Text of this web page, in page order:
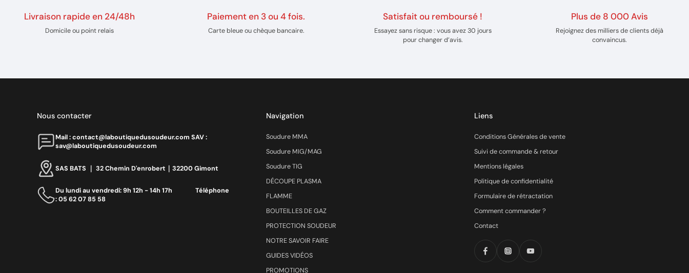
Livraison rapide en 24/48h
Domicile ou point relais
Paiement en 3 ou 4 fois.
Carte bleue ou chèque bancaire.
Satisfait ou remboursé !
Essayez sans risque : vous avez 30 jours
pour changer d’avis.
Plus de 8 000 Avis
Rejoignez des milliers de clients déjà
convaincus.
Nous contacter
Mail : contact@laboutiquedusoudeur.comㅤㅤㅤㅤ SAV :
sav@laboutiquedusoudeur.com
SAS BATS ｜ 32 Chemin D'enrobert｜32200 Gimont
Du lundi au vendredi: 9h 12h - 14h 17h ‎ ‎ ‎ ‎ ‎ ‎ ‎ ‎ ‎ ‎ ‎ ‎ ‎ ‎‎ Téléphone
: 05 62 07 85 58
Navigation
Soudure MMA
Soudure MIG/MAG
Soudure TIG
DÉCOUPE PLASMA
FLAMME
BOUTEILLES DE GAZ
PROTECTION SOUDEUR
NOTRE SAVOIR FAIRE
GUIDES VIDÉOS
PROMOTIONS
Liens
Conditions Générales de vente
Suivi de commande & retour
Mentions légales
Politique de confidentialité
Formulaire de rétractation
Comment commander ?
Contact